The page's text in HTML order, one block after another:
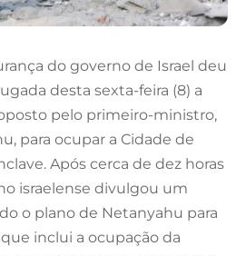
do governo de Israel deu
desta sexta-feira (8) a
pelo primeiro-ministro,
para ocupar a Cidade de
Após cerca de dez horas
israelense divulgou um
o plano de Netanyahu para
que inclui a ocupação da